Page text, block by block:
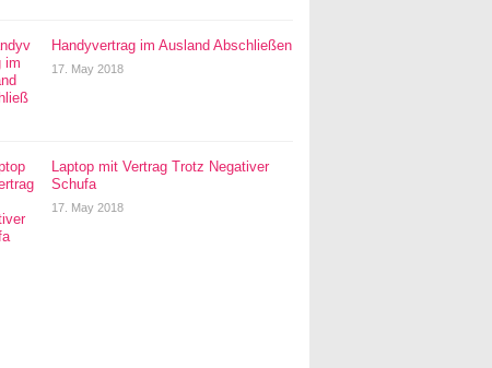
Handyvertrag im Ausland Abschließen
17. May 2018
Laptop mit Vertrag Trotz Negativer
Schufa
17. May 2018